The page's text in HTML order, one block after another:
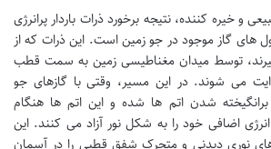
و خیره کننده، نتیجه برخورد ذرات باردار پرانرژی
های گاز موجود در جو زمین است. این ذرات که از
توسط میدان مغناطیسی زمین به سمت قطب
می شوند. در این مسیر، وقتی با گازهای جو
شدن اتم ها شده و این اتم ها هنگام
اضافی خود را به شکل نور آزاد می کنند. این
نوری دیدنی و متحرک شفق قطبی را در آسمان